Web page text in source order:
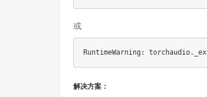
或
解决方案：